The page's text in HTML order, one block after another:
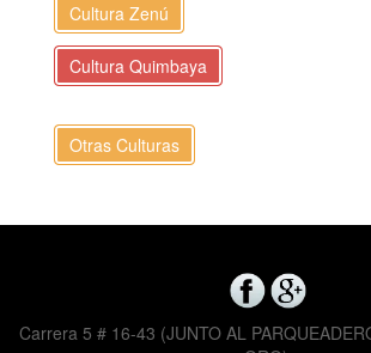
Cultura Zenú
Cultura Quimbaya
Otras Culturas
Carrera 5 # 16-43 (JUNTO AL